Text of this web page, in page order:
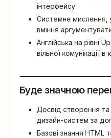
інтерфейсу.
Системне мислення,
вміння
Англійська на рівні
вільної комунікації в
Буде значною
Досвід створення
дизайн-систем за
Базові знання HTML